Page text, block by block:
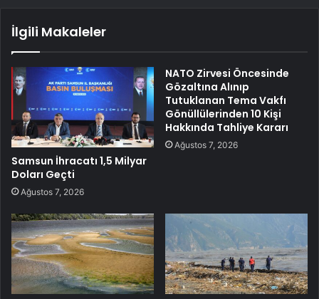
İlgili Makaleler
Samsun İhracatı 1,5 Milyar
Doları Geçti
Ağustos 7, 2026
NATO Zirvesi Öncesinde
Gözaltına Alınıp
Tutuklanan Tema Vakfı
Gönüllülerinden 10 Kişi
Hakkında Tahliye Kararı
Ağustos 7, 2026